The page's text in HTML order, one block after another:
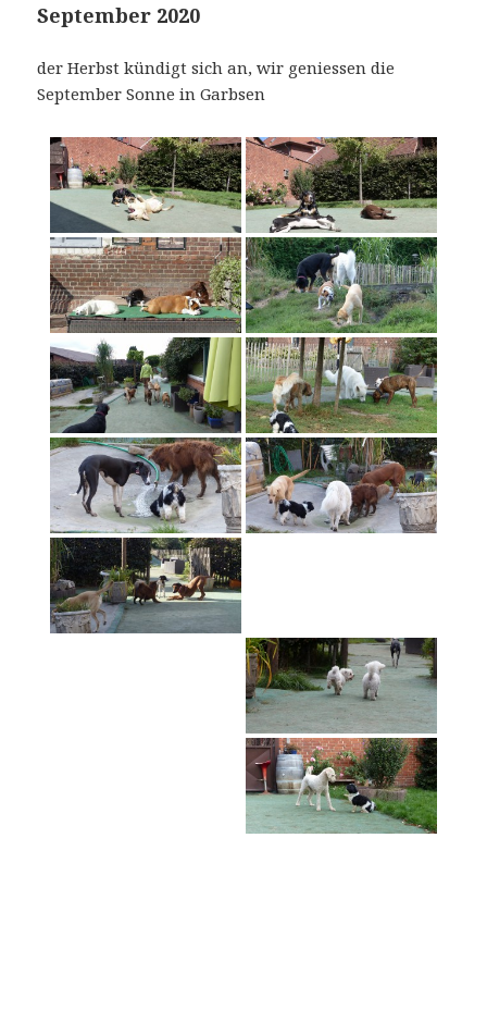
September 2020
der Herbst kündigt sich an, wir geniessen die
September Sonne in Garbsen